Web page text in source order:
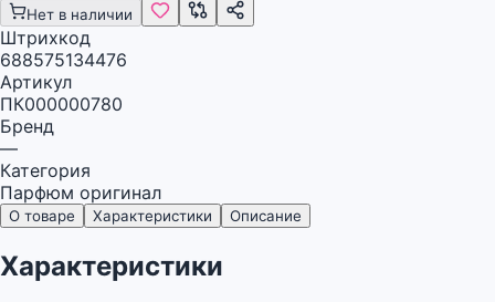
Нет в наличии
Штрихкод
688575134476
Артикул
ПК000000780
Бренд
—
Категория
Парфюм оригинал
О товаре Характеристики Описание
Характеристики